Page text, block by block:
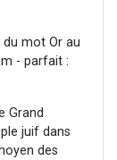
du mot Or au
- parfait :
Grand
juif dans
des